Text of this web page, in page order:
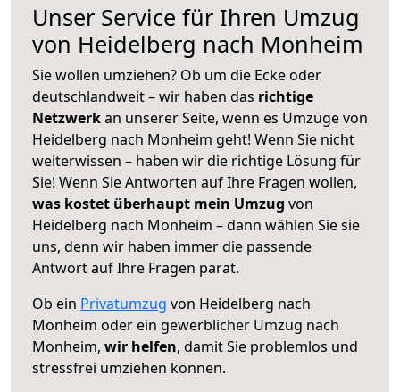
Unser Service für Ihren Umzug
von Heidelberg nach Monheim
Sie wollen umziehen? Ob um die Ecke oder
deutschlandweit – wir haben das richtige
Netzwerkan unserer Seite, wenn es Umzüge von
Heidelberg nach Monheim geht! Wenn Sie nicht
weiterwissen – haben wir die richtige Lösung für
Sie! Wenn Sie Antworten auf Ihre Fragen wollen,
was kostet überhaupt mein Umzug von
Heidelberg nach Monheim – dann wählen Sie sie
uns, denn wir haben immer die passende
Antwort auf Ihre Fragen parat.
Ob ein Privatumzug von Heidelberg nach
Monheim oder ein gewerblicher Umzug nach
Monheim, wir helfen, damit Sie problemlos und
stressfrei umziehen können.